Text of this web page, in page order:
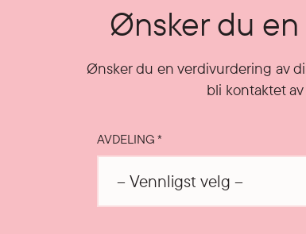
Ønsker du
Ønsker du en verdivurdering av
bli kontaktet
AVDELING*